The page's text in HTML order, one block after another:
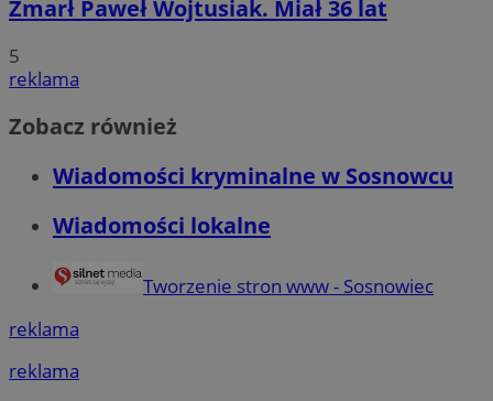
Zmarł Paweł Wojtusiak. Miał 36 lat
5
reklama
Zobacz również
Wiadomości kryminalne w Sosnowcu
Wiadomości lokalne
Tworzenie stron www - Sosnowiec
reklama
reklama